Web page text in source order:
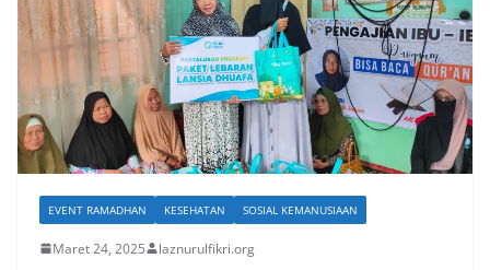
EVENT RAMADHAN KESEHATAN SOSIAL KEMANUSIAAN
Maret 24, 2025 laznurulfikri.org